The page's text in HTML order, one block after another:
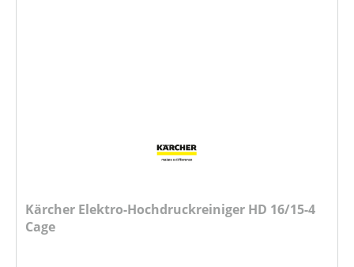
Kärcher Elektro-Hochdruckreiniger HD 16/15-4
Cage